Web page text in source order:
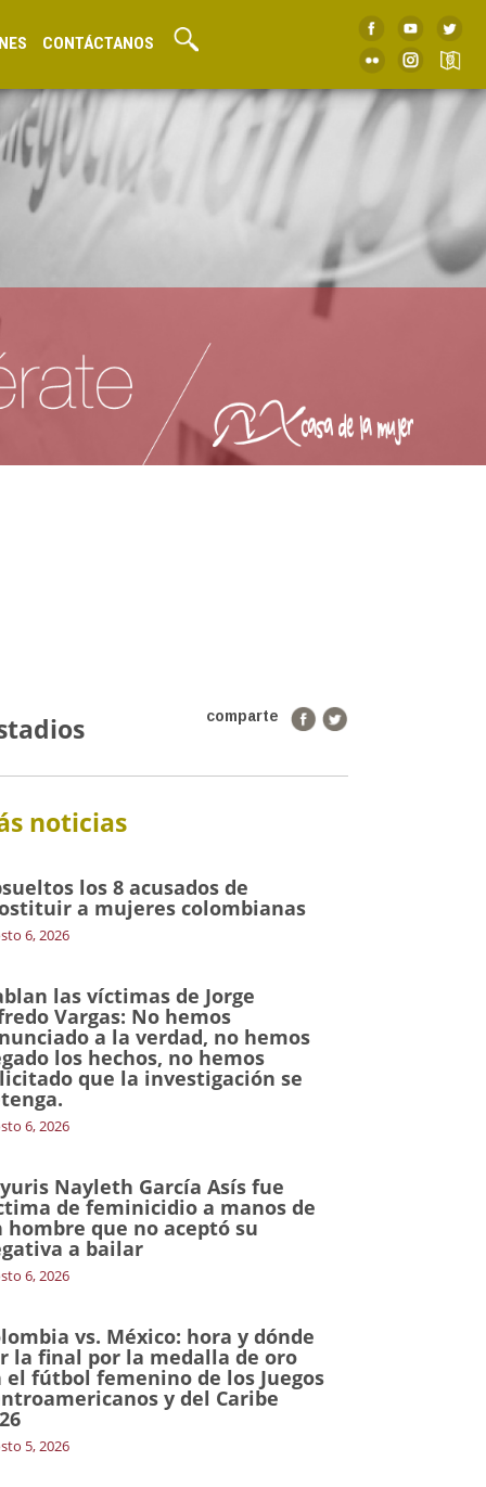
CONTÁCTANOS
comparte
noticias
los 8 acusados de
a mujeres colombianas
6, 2026
las víctimas de Jorge
Vargas: No hemos
a la verdad, no hemos
los hechos, no hemos
que la investigación se
6, 2026
Nayleth García Asís fue
de feminicidio a manos de
hombre que no aceptó su
a bailar
6, 2026
vs. México: hora y dónde
la final por la medalla de oro
el fútbol femenino de los Juegos
y del Caribe
5, 2026